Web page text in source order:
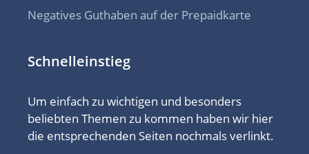
Negatives Guthaben auf der Prepaidkarte
Schnelleinstieg
Um einfach zu wichtigen und besonders
beliebten Themen zu kommen haben wir hier
die entsprechenden Seiten nochmals verlinkt.